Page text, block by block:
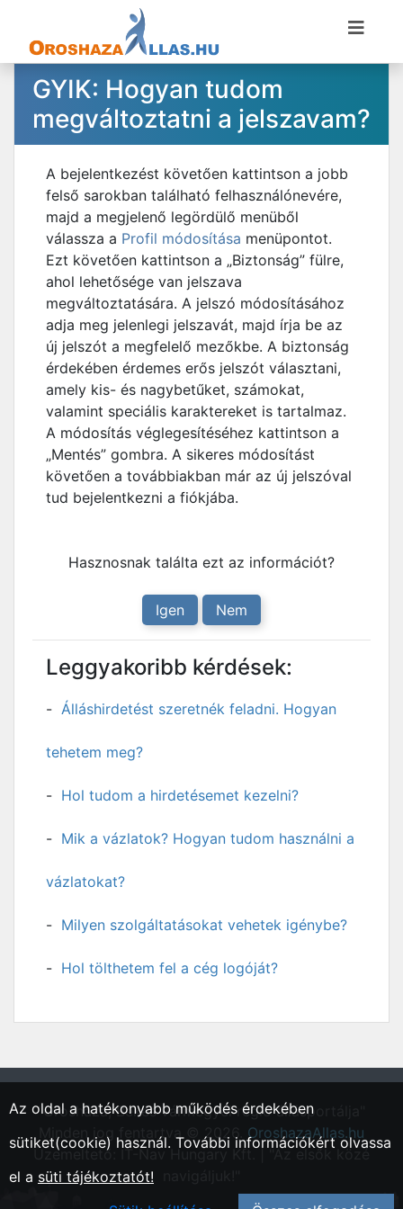
GYIK: Hogyan tudom
megváltoztatni a jelszavam?
A bejelentkezést követően kattintson a jobb
felső sarokban található felhasználónevére,
majd a megjelenő legördülő menüből
válassza a Profil módosítása menüpontot.
Ezt követően kattintson a „Biztonság” fülre,
ahol lehetősége van jelszava
megváltoztatására. A jelszó módosításához
adja meg jelenlegi jelszavát, majd írja be az
új jelszót a megfelelő mezőkbe. A biztonság
érdekében érdemes erős jelszót választani,
amely kis- és nagybetűket, számokat,
valamint speciális karaktereket is tartalmaz.
A módosítás véglegesítéséhez kattintson a
„Mentés” gombra. A sikeres módosítást
követően a továbbiakban már az új jelszóval
tud bejelentkezni a fiókjába.
Hasznosnak találta ezt az információt?
Igen Nem
Leggyakoribb kérdések:
Álláshirdetést szeretnék feladni. Hogyan
tehetem meg?
Hol tudom a hirdetésemet kezelni?
Mik a vázlatok? Hogyan tudom használni a
vázlatokat?
Milyen szolgáltatásokat vehetek igénybe?
Hol tölthetem fel a cég logóját?
"Orosháza, Békés vármegyei régió állásportálja"
Minden jog fentartva © 2026. OroshazaAllas.hu
Üzemeltető: IT-Nav Hungary Kft. | "Az elsők közé
Az oldal a hatékonyabb működés érdekében
sütiket(cookie) használ. További információkért olvassa
el a süti tájékoztatót!